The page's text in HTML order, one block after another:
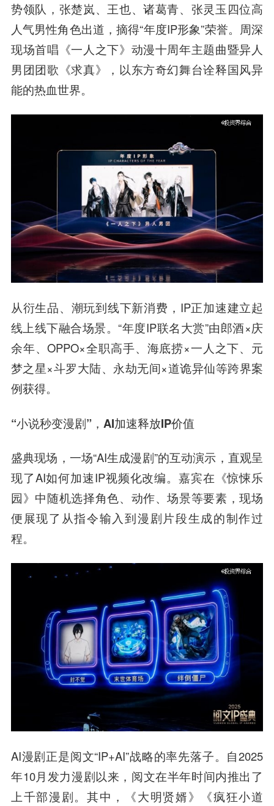
势领队，张楚岚、王也、诸葛青、张灵玉四位高
人气男性角色出道，摘得“年度IP形象”荣誉。周深
现场首唱《一人之下》动漫十周年主题曲暨异人
男团团歌《求真》，以东方奇幻舞台诠释国风异
能的热血世界。
从衍生品、潮玩到线下新消费，IP正加速建立起
线上线下融合场景。“年度IP联名大赏”由郎酒×庆
余年、OPPO×全职高手、海底捞×一人之下、元
梦之星×斗罗大陆、永劫无间×道诡异仙等跨界案
例获得。
“小说秒变漫剧”，AI加速释放IP价值
盛典现场，一场“AI生成漫剧”的互动演示，直观呈
现了AI如何加速IP视频化改编。嘉宾在《惊悚乐
园》中随机选择角色、动作、场景等要素，现场
便展现了从指令输入到漫剧片段生成的制作过
程。
AI漫剧正是阅文“IP+AI”战略的率先落子。自2025
年10月发力漫剧以来，阅文在半年时间内推出了
上千部漫剧。其中，《大明贤婿》《疯狂小道